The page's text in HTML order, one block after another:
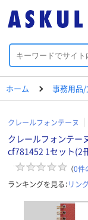
ホーム 事務用品
クレールフォンテーヌ
クレールフォンテー
cf781452 1セット(2
（0件
ランキングを見る：リン